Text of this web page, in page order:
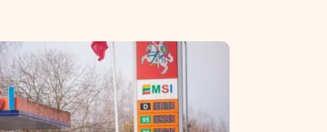
Finansai
Įmonės
Žemės ūkis
Technologijos